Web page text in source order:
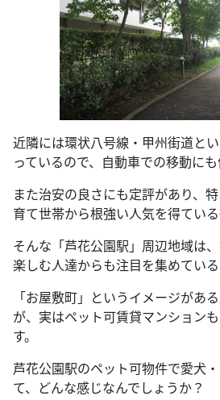
近隣には環状八号線・甲州街道と
っているので、自動車での移動にも
また治安の良さにも定評があり、
育て世帯から根強い人気を得ている
そんな「芦花公園駅」周辺地域は
楽しむ人達からも注目を集めている
「お屋敷町」というイメージがあ
が、実はペット可賃貸マンション
す。
芦花公園駅のペット可物件で愛犬
て、どんな感じなんでしょうか？